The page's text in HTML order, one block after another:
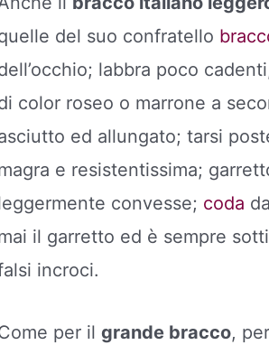
del suo confratello
labbra poco
color roseo o marrone a
ed allungato; tarsi
e resistentissima;
convesse; coda
il garretto ed è sempre
incroci.
per ilgrande bracco,